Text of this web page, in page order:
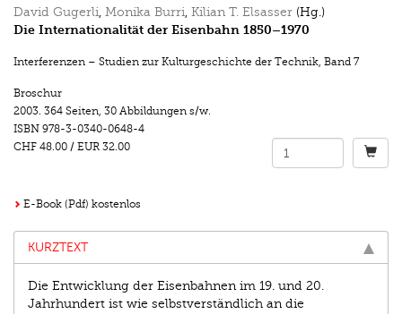
David Gugerli, Monika Burri, Kilian T. Elsasser (Hg.)
Die Internationalität der Eisenbahn 1850–1970
Interferenzen – Studien zur Kulturgeschichte der Technik, Band 7
Broschur
2003. 364 Seiten, 30 Abbildungen s/w.
ISBN 978-3-0340-0648-4
CHF 48.00 / EUR 32.00
E-Book (Pdf) kostenlos
KURZTEXT
Die Entwicklung der Eisenbahnen im 19. und 20.
Jahrhundert ist wie selbstverständlich an die